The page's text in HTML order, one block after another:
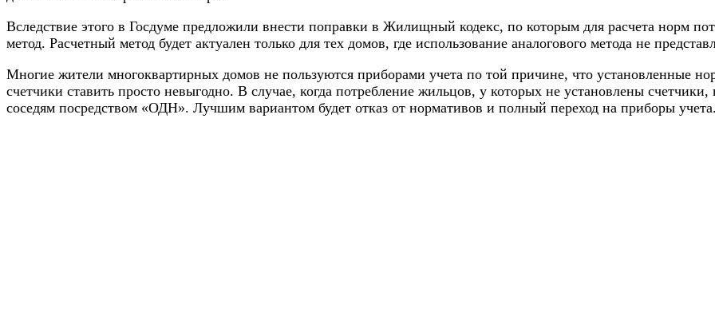
Вследствие этого в Госдуме предложили внести поправки в Жилищный кодекс, по которым для расчета норм
метод. Расчетный метод будет актуален только для тех домов, где использование аналогового метода не
Многие жители многоквартирных домов не пользуются приборами учета по той причине, что установленные
счетчики ставить просто невыгодно. В случае, когда потребление жильцов, у которых не установлены
соседям посредством «ОДН». Лучшим вариантом будет отказ от нормативов и полный переход на приборы